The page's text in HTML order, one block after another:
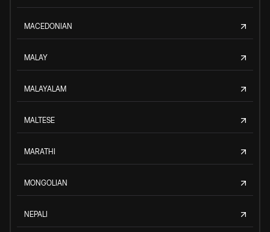
MACEDONIAN
MALAY
MALAYALAM
MALTESE
MARATHI
MONGOLIAN
NEPALI